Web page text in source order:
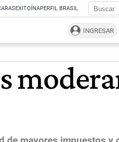
EXITOÍNAPERFIL BRASIL
INGRESAR